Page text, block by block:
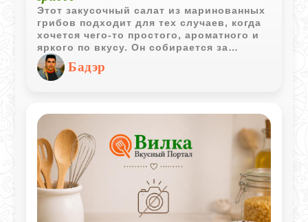
Этот закусочный салат из маринованных
грибов подходит для тех случаев, когда
хочется чего‑то простого, ароматного и
яркого по вкусу. Он собирается за
считанные минуты, но при этом выглядит
свежо и аппетитно. Маринованные грибы
дают насыщенный вкус, красный лук
заправка на масле и уксусе подчёркивает
естественный вкус грибов и не
перегружает салат. Отличный вариант
для повседневного стола и для
закусочного ассортимента.
Бадэр